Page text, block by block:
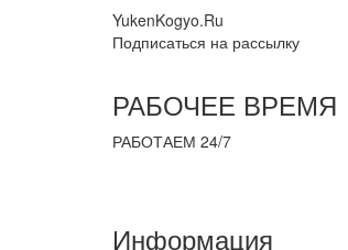
YukenKogyo.Ru
Подписаться на рассылку
РАБОЧЕЕ ВРЕМЯ
РАБОТАЕМ 24/7
Информация